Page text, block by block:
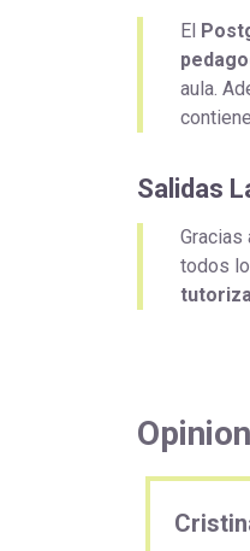
El
aula.
Salidas
Gracias
todos